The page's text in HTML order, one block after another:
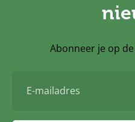
Abonneer je op
mailadres